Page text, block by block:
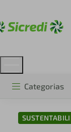
Categorias